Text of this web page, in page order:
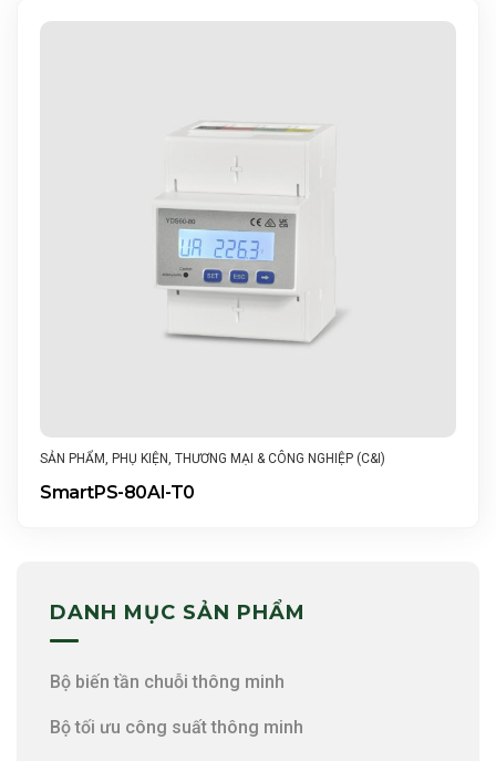
SẢN PHẨM, PHỤ KIỆN, THƯƠNG MẠI & CÔNG NGHIỆP (C&I)
SmartPS-80AI-T0
DANH MỤC SẢN PHẨM
Bộ biến tần chuỗi thông minh
Bộ tối ưu công suất thông minh